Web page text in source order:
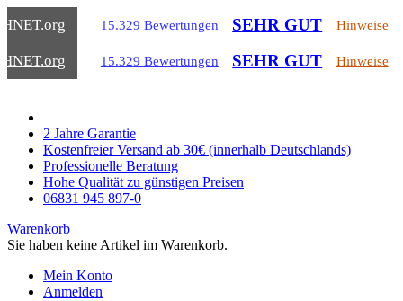
.org 15.329 Bewertungen SEHR GUT Hinweise
.org 15.329 Bewertungen SEHR GUT Hinweise
2 Jahre Garantie
Kostenfreier Versand ab 30€ (innerhalb Deutschlands)
Professionelle Beratung
Hohe Qualität zu günstigen Preisen
06831 945 897-0
Warenkorb
Sie haben keine Artikel im Warenkorb.
Mein Konto
Anmelden